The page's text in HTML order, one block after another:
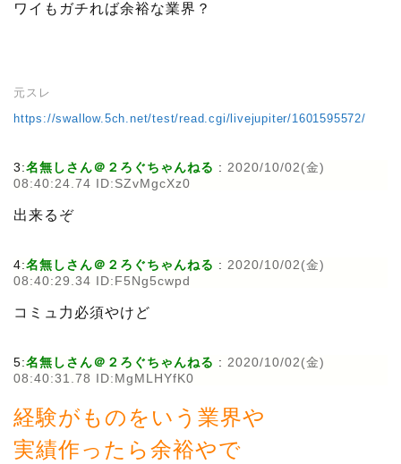
ワイもガチれば余裕な業界？
元スレ
https://swallow.5ch.net/test/read.cgi/livejupiter/1601595572/
3:名無しさん＠２ろぐちゃんねる : 2020/10/02(金)
08:40:24.74 ID:SZvMgcXz0
出来るぞ
4:名無しさん＠２ろぐちゃんねる : 2020/10/02(金)
08:40:29.34 ID:F5Ng5cwpd
コミュ力必須やけど
5:名無しさん＠２ろぐちゃんねる : 2020/10/02(金)
08:40:31.78 ID:MgMLHYfK0
経験がものをいう業界や
実績作ったら余裕やで